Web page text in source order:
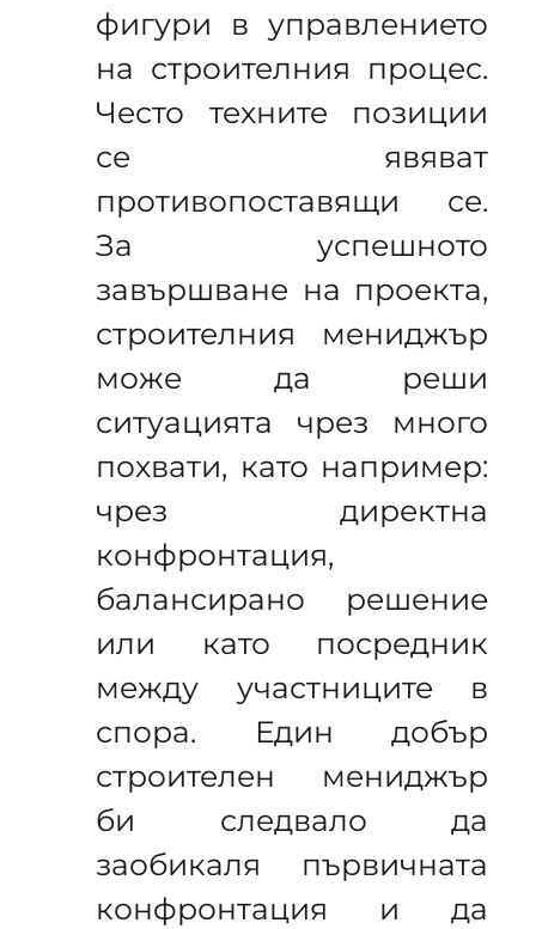
фигури в управлението
на строителния процес.
Често техните позиции
се явяват
противопоставящи се.
За успешното
завършване на проекта,
строителния мениджър
може да реши
ситуацията чрез много
похвати, като например:
чрез директна
конфронтация,
балансирано решение
или като посредник
между участниците в
спора. Един добър
строителен мениджър
би следвало да
заобикаля първичната
конфронтация и да